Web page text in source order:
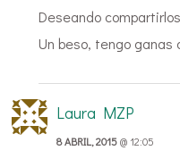
Deseando
Un beso, tengo
Laura MZP
8 ABRIL, 2015@ 12:05